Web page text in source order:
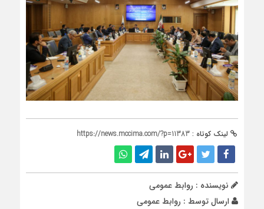
لینک کوتاه : https://news.mccima.com/?p=11383
نویسنده : روابط عمومی
ارسال توسط : روابط عمومی